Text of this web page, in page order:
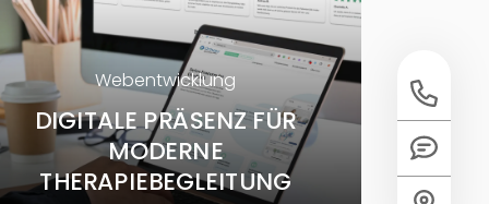
Webentwicklung
DIGITALE PRÄSENZ FÜR
MODERNE
THERAPIEBEGLEITUNG